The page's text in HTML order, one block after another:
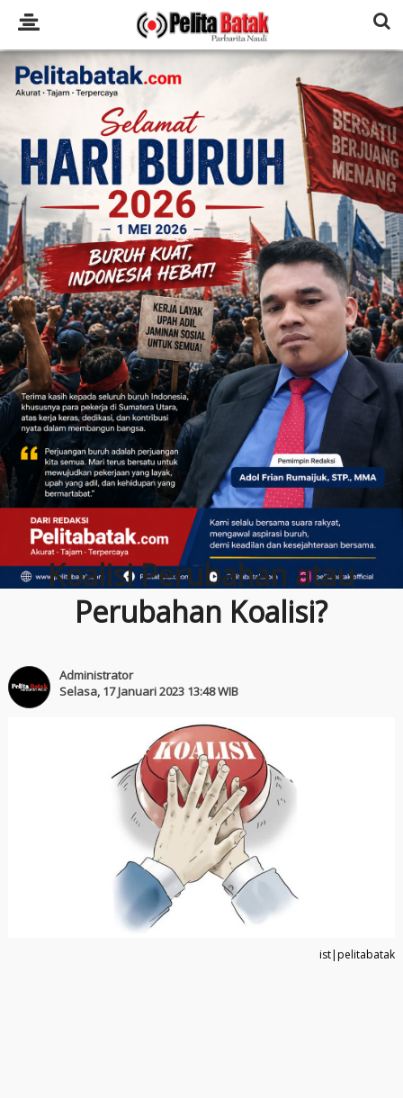
Koalisi Perubahan atau
Perubahan Koalisi?
Administrator
Selasa, 17 Januari 2023 13:48 WIB
ist|pelitabatak